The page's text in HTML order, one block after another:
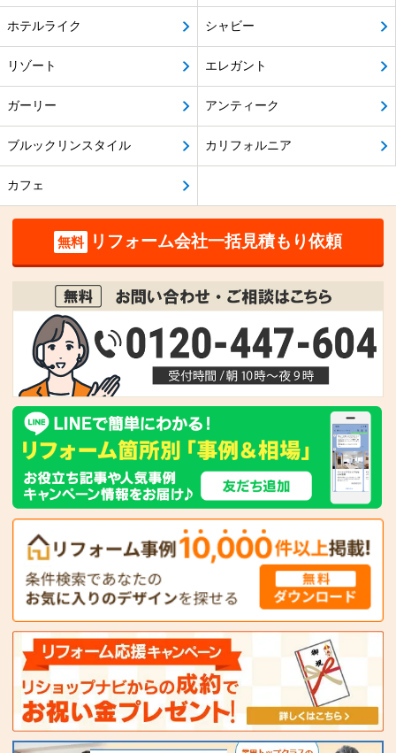
ホテルライク シャビー
リゾート エレガント
ガーリー アンティーク
ブルックリンスタイル カリフォルニア
カフェ
無料 リフォーム会社一括見積もり依頼